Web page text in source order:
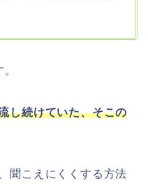
し続けていた、そこの
聞こえにくくする方法